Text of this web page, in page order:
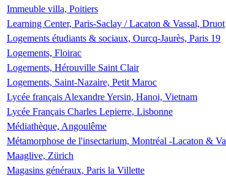
Immeuble villa, Poitiers
Learning Center, Paris-Saclay / Lacaton & Vassal, Druot
Logements étudiants & sociaux, Ourcq-Jaurès, Paris 19
Logements, Floirac
Logements, Hérouville Saint Clair
Logements, Saint-Nazaire, Petit Maroc
Lycée français Alexandre Yersin, Hanoi, Vietnam
Lycée Français Charles Lepierre, Lisbonne
Médiathèque, Angoulême
Métamorphose de l'insectarium, Montréal -Lacaton &
Maaglive, Zürich
Magasins généraux, Paris la Villette